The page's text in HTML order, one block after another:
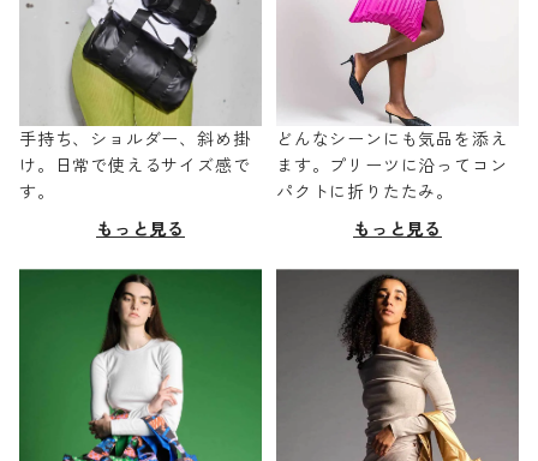
手持ち、ショルダー、斜め掛
け。日常で使えるサイズ感で
す。
もっと見る
どんなシーンにも気品を添え
ます。プリーツに沿ってコン
パクトに折りたたみ。
もっと見る